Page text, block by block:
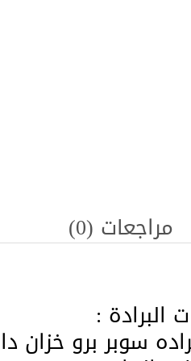
مراجعات (0)
البرادة :
سوبر برو خزان